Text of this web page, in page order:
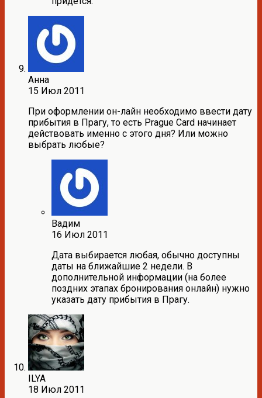
Анна
15 Июл 2011
При оформлении он-лайн необходимо ввести дату
прибытия в Прагу, то есть Prague Card начинает
действовать именно с этого дня? Или можно
выбрать любые?
Вадим
16 Июл 2011
Дата выбирается любая, обычно доступны
даты на ближайшие 2 недели. В
дополнительной информации (на более
поздних этапах бронирования онлайн) нужно
указать дату прибытия в Прагу.
ILYA
18 Июл 2011